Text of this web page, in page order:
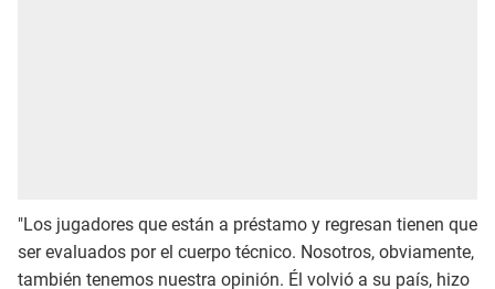
"Los jugadores que están a préstamo y regresan tienen que
ser evaluados por el cuerpo técnico. Nosotros, obviamente,
también tenemos nuestra opinión. Él volvió a su país, hizo